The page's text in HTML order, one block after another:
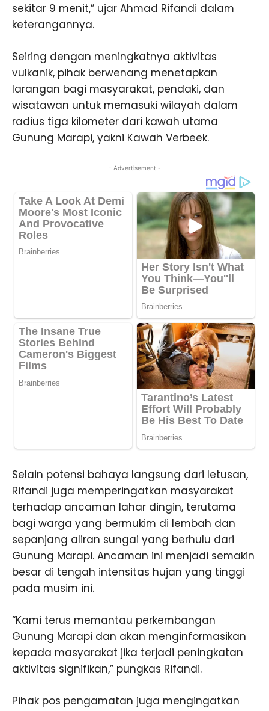
sekitar 9 menit,” ujar Ahmad Rifandi dalam
keterangannya.
Seiring dengan meningkatnya aktivitas
vulkanik, pihak berwenang menetapkan
larangan bagi masyarakat, pendaki, dan
wisatawan untuk memasuki wilayah dalam
radius tiga kilometer dari kawah utama
Gunung Marapi, yakni Kawah Verbeek.
- Advertisement -
Selain potensi bahaya langsung dari letusan,
Rifandi juga memperingatkan masyarakat
terhadap ancaman lahar dingin, terutama
bagi warga yang bermukim di lembah dan
sepanjang aliran sungai yang berhulu dari
Gunung Marapi. Ancaman ini menjadi semakin
besar di tengah intensitas hujan yang tinggi
pada musim ini.
“Kami terus memantau perkembangan
Gunung Marapi dan akan menginformasikan
kepada masyarakat jika terjadi peningkatan
aktivitas signifikan,” pungkas Rifandi.
Pihak pos pengamatan juga mengingatkan